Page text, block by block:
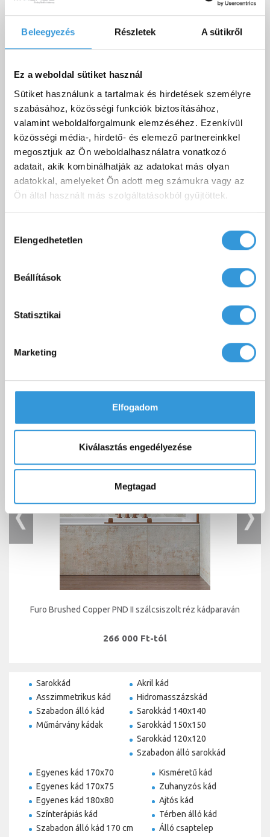
Beleegyezés Részletek A sütikről
Ez a weboldal sütiket használ
Sütiket használunk a tartalmak és hirdetések személyre
szabásához, közösségi funkciók biztosításához,
valamint weboldalforgalmunk elemzéséhez. Ezenkívül
közösségi média-, hirdető- és elemező partnereinkkel
megosztjuk az Ön weboldalhasználatra vonatkozó
adatait, akik kombinálhatják az adatokat más olyan
adatokkal, amelyeket Ön adott meg számukra vagy az
Ön által használt más szolgáltatásokból gyűjtöttek.
kiválasztása
Elengedhetetlen
Beállítások
Statisztikai
Marketing
Elfogadom
Kiválasztás engedélyezése
Megtagad
Letölthető dokumentumok
Letölthető dokumentumok
Torrenta PNJ kádparaván - technikai
Letöltés
Torrenta PNJ kádparaván - szerelési
Letöltés
Furo Brushed Copper PND II szálcsiszolt réz kádparaván
266 000 Ft-tól
Sarokkád
Asszimmetrikus kád
Szabadon álló kád
Műmárvány kádak
Akril kád
Hidromasszázskád
Sarokkád 140x140
Sarokkád 150x150
Sarokkád 120x120
Szabadon álló sarokkád
Egyenes kád 170x70
Egyenes kád 170x75
Egyenes kád 180x80
Színterápiás kád
Szabadon álló kád 170 cm
Kisméretű kád
Zuhanyzós kád
Ajtós kád
Térben álló kád
Álló csaptelep